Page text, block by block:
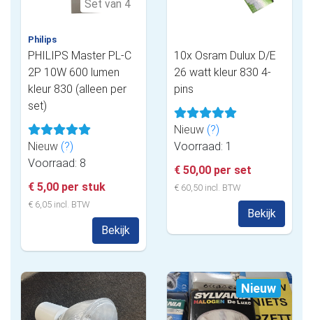
Set van 4
Philips
PHILIPS Master PL-C
2P 10W 600 lumen
kleur 830 (alleen per
set)
Nieuw (?)
Voorraad: 8
€ 5,00 per stuk
€ 6,05 incl. BTW
Bekijk
10x Osram Dulux D/E
26 watt kleur 830 4-
pins
Nieuw (?)
Voorraad: 1
€ 50,00 per set
€ 60,50 incl. BTW
Bekijk
Nieuw